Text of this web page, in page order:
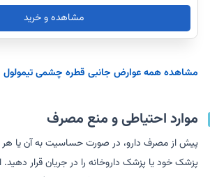
مشاهده و خرید
مشاهده همه عوارض جانبی قطره چشمی تیمولول
موارد احتیاطی و منع مصرف
پیش از مصرف دارو، در صورت حساسیت به آن یا
پزشک خود یا پزشک داروخانه را در جریان قرار